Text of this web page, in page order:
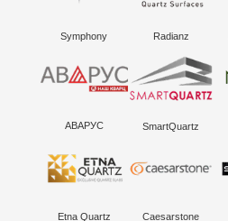
Symphony Radianz
АВАРУС SmartQuartz
Etna Quartz Caesarstone